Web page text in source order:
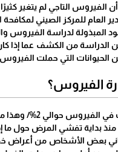
الفيروس التاجي لم يتغير
العام للمركز الصيني
المبذولة لدراسة الفيروس
الدراسة من الكشف عما إذا
الحيوانات التي حملت
الفيروس؟
الإنفلونزا الإسبانية ، والذي أدى في عام 1918 إلى قتل حوالي 50 مليون شخص.
منذ بداية تفشي المرض حول ما
بعض الأشخاص من أعراض